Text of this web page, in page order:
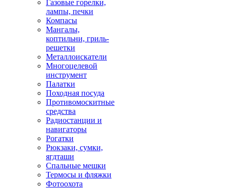
Газовые горелки,
лампы, печки
Компасы
Мангалы,
коптильни, гриль-
решетки
Металлоискатели
Многоцелевой
инструмент
Палатки
Походная посуда
Противомоскитные
средства
Радиостанции и
навигаторы
Рогатки
Рюкзаки, сумки,
ягдташи
Спальные мешки
Термосы и фляжки
Фотоохота